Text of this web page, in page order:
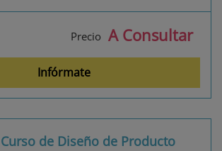
Precio A Consultar
Infórmate
Curso de Diseño de Producto